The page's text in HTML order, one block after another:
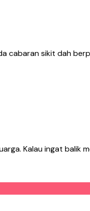
cabaran sikit dah
Kalau ingat balik